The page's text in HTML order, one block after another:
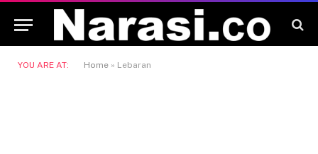
YOU ARE AT: Home » Lebaran